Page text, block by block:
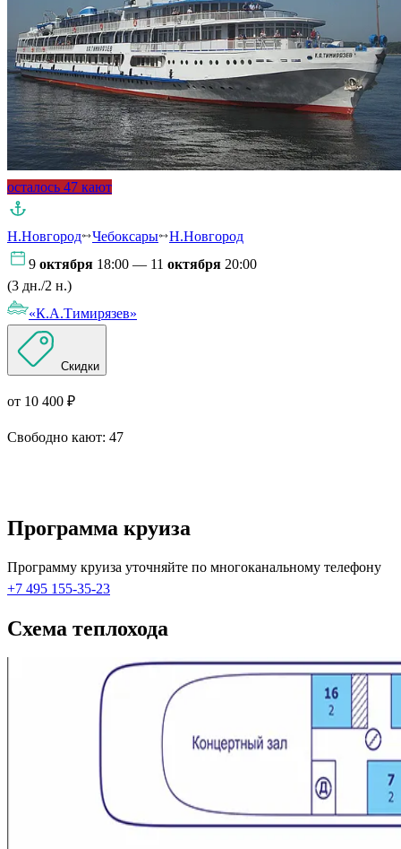
осталось 47 кают
Н.Новгород Чебоксары
Н.Новгород
9 октября 18:00 — 11 октября 20:00
(3 дн./2 н.)
«К.А.Тимирязев»
Скидки
от 10 400 ₽
Свободно кают: 47
Программа круиза
Программу круиза уточняйте по многоканальному телефону
+7 495 155-35-23
Схема теплохода